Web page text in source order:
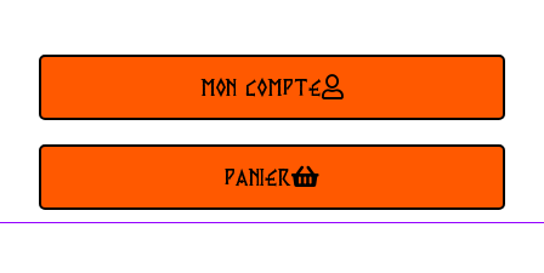
MON COMPTE
PANIER